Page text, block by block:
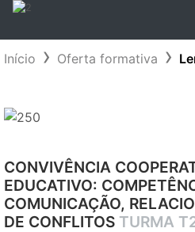
Início Oferta formativa
CONVIVÊNCIA
EDUCATIVO:
COMUNICAÇÃO,
DE CONFLITOS TURMA